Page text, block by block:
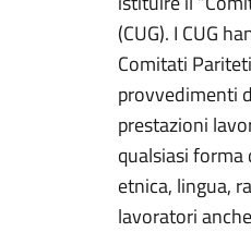
(CUG). I CUG
Comitati
provvedimenti
prestazioni
qualsiasi forma
etnica, lingua,
lavoratori